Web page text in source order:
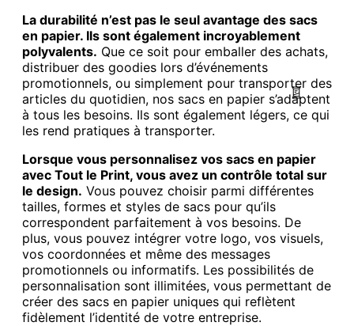
La durabilité n’est pas le seul avantage des sacs
en papier. Ils sont également incroyablement
polyvalents. Que ce soit pour emballer des achats,
distribuer des goodies lors d’événements
promotionnels, ou simplement pour transporter des
articles du quotidien, nos sacs en papier s’adaptent
à tous les besoins. Ils sont également légers, ce qui
les rend pratiques à transporter.
Lorsque vous personnalisez vos sacs en papier
avec Tout le Print, vous avez un contrôle total sur
le design. Vous pouvez choisir parmi différentes
tailles, formes et styles de sacs pour qu’ils
correspondent parfaitement à vos besoins. De
plus, vous pouvez intégrer votre logo, vos visuels,
vos coordonnées et même des messages
promotionnels ou informatifs. Les possibilités de
personnalisation sont illimitées, vous permettant de
créer des sacs en papier uniques qui reflètent
fidèlement l’identité de votre entreprise.